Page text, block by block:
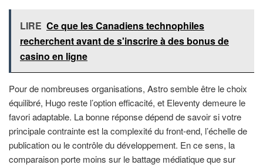
LIRE Ce que les Canadiens technophiles
recherchent avant de s'inscrire à des bonus de
casino en ligne
Pour de nombreuses organisations, Astro semble être le choix
équilibré, Hugo reste l’option efficacité, et Eleventy demeure le
favori adaptable. La bonne réponse dépend de savoir si votre
principale contrainte est la complexité du front-end, l’échelle de
publication ou le contrôle du développement. En ce sens, la
comparaison porte moins sur le battage médiatique que sur